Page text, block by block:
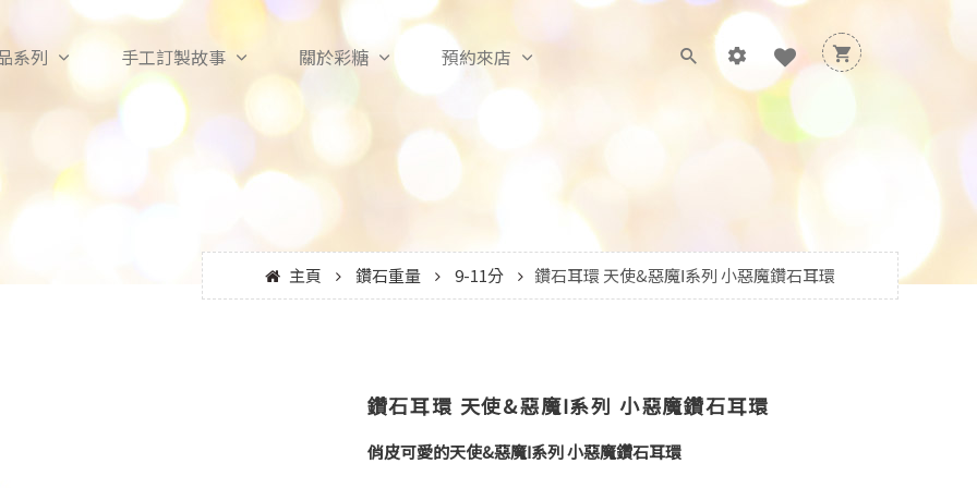
系列 手工訂製故事 關於彩糖 預約來店
主頁 鑽石重量 9-11分 鑽石耳環 天使&惡魔Ⅰ系列 小惡魔鑽石耳環
鑽石耳環 天使&惡魔Ⅰ系列 小惡魔鑽石耳環
俏皮可愛的天使&惡魔Ⅰ系列 小惡魔鑽石耳環